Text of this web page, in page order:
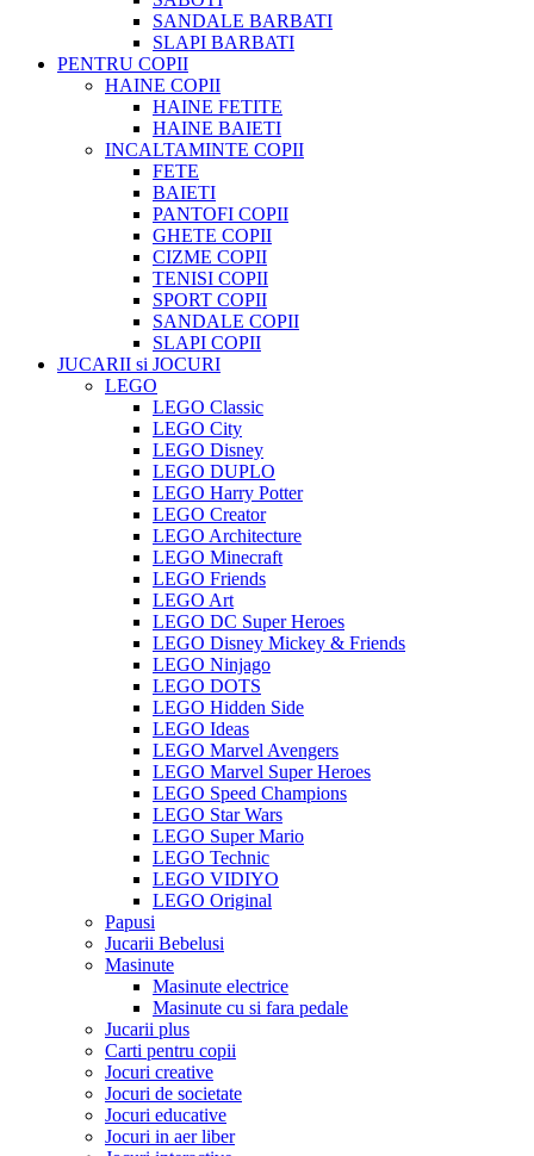
SANDALE BARBATI
SLAPI BARBATI
PENTRU COPII
HAINE COPII
HAINE FETITE
HAINE BAIETI
INCALTAMINTE COPII
FETE
BAIETI
PANTOFI COPII
GHETE COPII
CIZME COPII
TENISI COPII
SPORT COPII
SANDALE COPII
SLAPI COPII
JUCARII si JOCURI
LEGO
LEGO Classic
LEGO City
LEGO Disney
LEGO DUPLO
LEGO Harry Potter
LEGO Creator
LEGO Architecture
LEGO Minecraft
LEGO Friends
LEGO Art
LEGO DC Super Heroes
LEGO Disney Mickey & Friends
LEGO Ninjago
LEGO DOTS
LEGO Hidden Side
LEGO Ideas
LEGO Marvel Avengers
LEGO Marvel Super Heroes
LEGO Speed Champions
LEGO Star Wars
LEGO Super Mario
LEGO Technic
LEGO VIDIYO
LEGO Original
Papusi
Jucarii Bebelusi
Masinute
Masinute electrice
Masinute cu si fara pedale
Jucarii plus
Carti pentru copii
Jocuri creative
Jocuri de societate
Jocuri educative
Jocuri in aer liber